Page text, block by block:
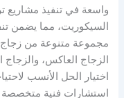
واسعة في تنفيذ مشاريع
السيكوريت، مما يضمن
مجموعة متنوعة من
الزجاج العاكس، والزجاج
اختيار الحل الأنسب
استشارات فنية متخصصة